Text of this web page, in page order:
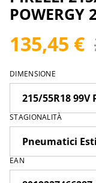
POWERGY
135,45 €
DIMENSIONE
STAGIONALITÀ
EAN